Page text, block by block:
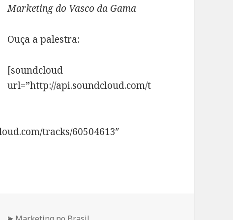
Marketing do Vasco da Gama
Ouça a palestra:
[soundcloud
url=”http://api.soundcloud.com/t
tracks/60504613″